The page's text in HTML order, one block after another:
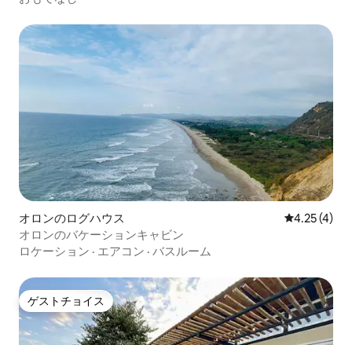
オロンのログハウス レビュー4
4.25 (4)
オロンのバケーションキャビン
ロケーション · エアコン · バスルーム
ゲストチョイス
ゲストチョイス